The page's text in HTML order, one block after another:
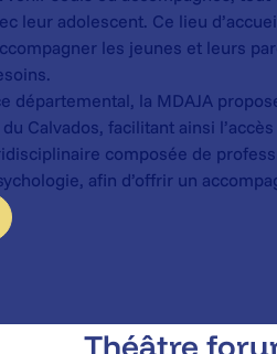
leur adolescent. Ce lieu
les jeunes et leurs
départemental, la MDAJA
Calvados, facilitant ainsi
composée de
afin d’offrir un
Théâtre